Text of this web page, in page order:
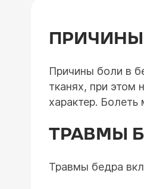
ПРИЧИНЫ
Причины боли в
тканях, при этом
характер.
ТРАВМЫ
Травмы бедра